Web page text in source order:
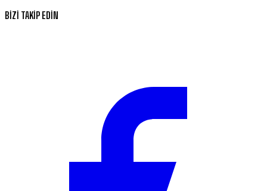
BİZİ TAKİP EDİN